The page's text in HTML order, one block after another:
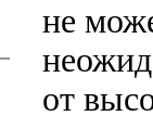
не
от